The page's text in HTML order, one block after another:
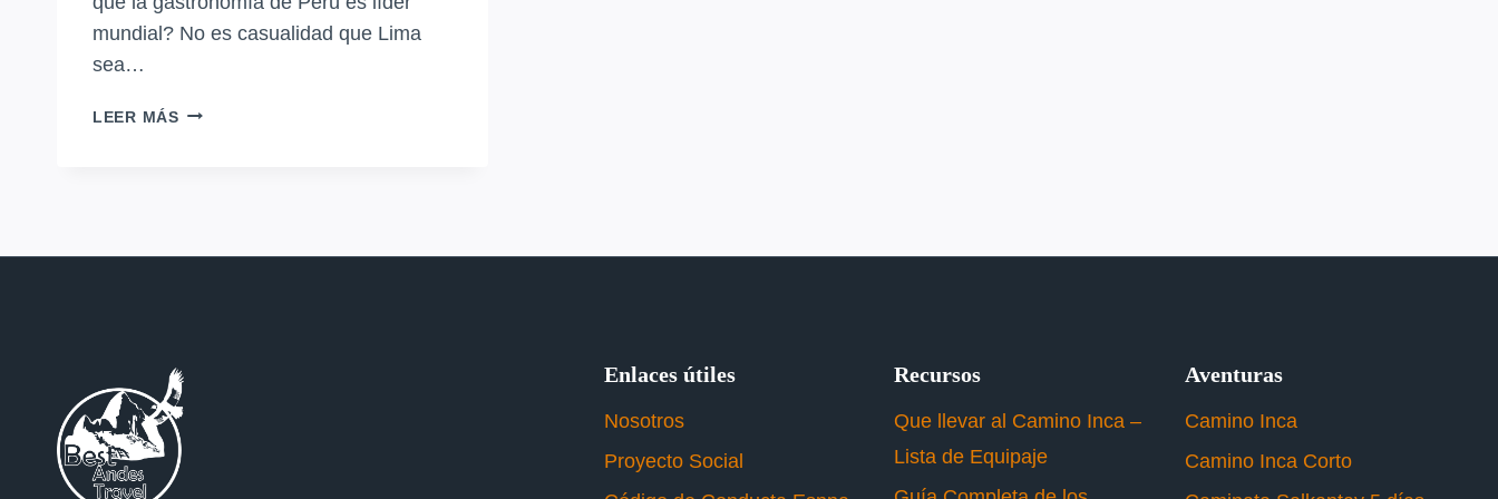
mundial? No es casualidad que Lima
sea…
LEER MÁSCOMIDA
Enlaces útiles
Nosotros
Proyecto Social
Recursos
Que llevar al Camino Inca –
Lista de Equipaje
Aventuras
Camino Inca
Camino Inca Corto